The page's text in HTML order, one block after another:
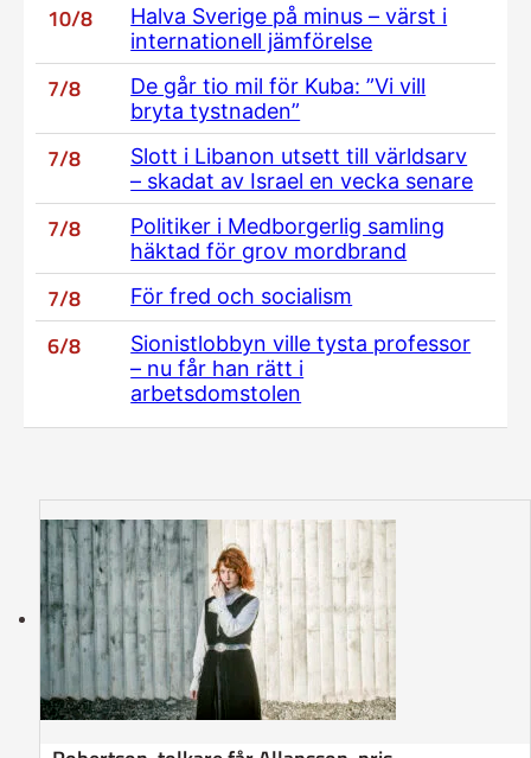
10/8
Halva Sverige på minus – värst i
internationell jämförelse
7/8
De går tio mil för Kuba: ”Vi vill
bryta tystnaden”
7/8
Slott i Libanon utsett till världsarv
– skadat av Israel en vecka senare
7/8
Politiker i Medborgerlig samling
häktad för grov mordbrand
7/8 För fred och socialism
6/8
Sionistlobbyn ville tysta professor
– nu får han rätt i
arbetsdomstolen